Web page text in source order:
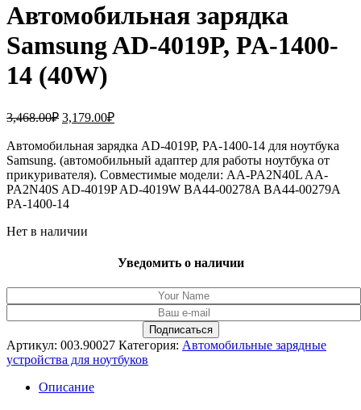
Автомобильная зарядка
Samsung AD-4019P, PA-1400-
14 (40W)
3,468.00₽ Первоначальная
составляла
3,468.00₽.
3,179.00₽Текущая
3,179.00₽.
Автомобильная зарядка AD-4019P, PA-1400-14 для ноутбука
Samsung. (автомобильный адаптер для работы ноутбука от
прикуривателя). Совместимые модели: AA-PA2N40L AA-
PA2N40S AD-4019P AD-4019W BA44-00278A BA44-00279A
PA-1400-14
Нет в наличии
Уведомить о наличии
Артикул: 003.90027 Категория: Автомобильные зарядные
устройства для ноутбуков
Описание